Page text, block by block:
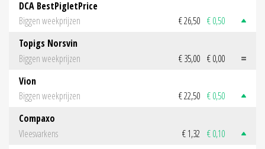
DCA BestPigletPrice
Biggen weekprijzen
€ 26,50 € 0,50
Topigs Norsvin
Biggen weekprijzen
€ 35,00 € 0,00
Vion
Biggen weekprijzen
€ 22,50 € 0,50
Compaxo
Vleesvarkens
€ 1,32 € 0,10